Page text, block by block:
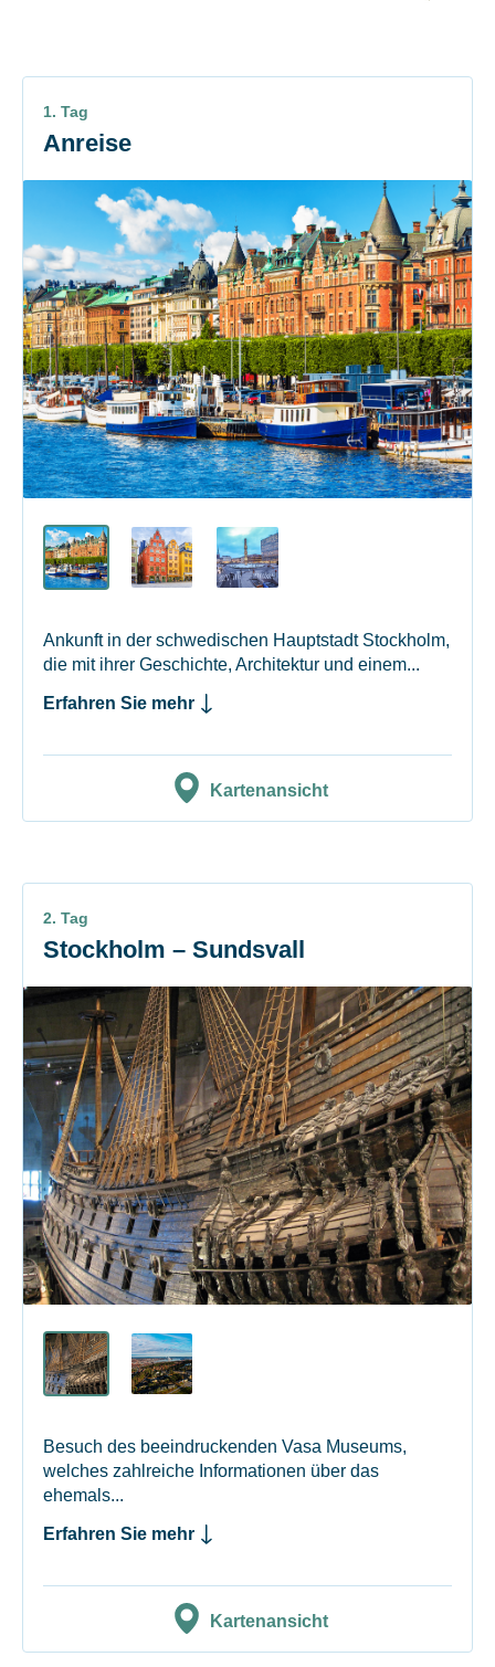
1. Tag
Anreise
Ankunft in der schwedischen Hauptstadt Stockholm,
die mit ihrer Geschichte, Architektur und einem...
Erfahren Sie mehr
Kartenansicht
2. Tag
Stockholm – Sundsvall
Besuch des beeindruckenden Vasa Museums,
welches zahlreiche Informationen über das
ehemals...
Erfahren Sie mehr
Kartenansicht